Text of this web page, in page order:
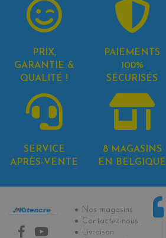
PRIX,
GARANTIE &
QUALITÉ !
PAIEMENTS
100%
SÉCURISÉS
SERVICE
APRÈS-VENTE
8 MAGASINS
EN BELGIQUE
Informations
Nos magasins
Contactez-nous
Livraison